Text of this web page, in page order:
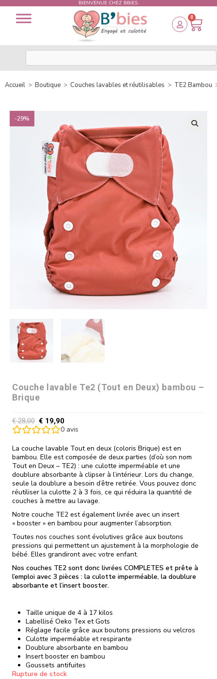
BIENVENUE CHEZ BBIES.
0
Accueil > Boutique > Couches lavables et réutilisables > TE2 Bambou
-29%
Couche lavable Te2 (Tout en Deux) bambou –
Brique
€28,00 € 19,90
0 avis
La couche lavable Tout en deux (coloris Brique) est en
bambou. Elle est composée de deux parties (d’où son nom
Tout en Deux – TE2) : une culotte imperméable et une
doublure absorbante à clipser à l’intérieur. Lors du change,
seule la doublure a besoin d’être retirée. Vous pouvez donc
réutiliser la culotte 2 à 3 fois, ce qui réduira la quantité de
couches à mettre au lavage.
Notre couche TE2 est également livrée avec un insert
« booster » en bambou pour augmenter l’absorption.
Toutes nos couches sont évolutives grâce aux boutons
pressions qui permettent un ajustement à la morphologie de
bébé. Elles grandiront avec votre enfant.
Nos couches TE2 sont donc livrées COMPLETES et prête à
l’emploi avec 3 pièces : la culotte imperméable, la doublure
absorbante et l’insert booster.
Taille unique de 4 à 17 kilos
Labellisé Oeko Tex et Gots
Réglage facile grâce aux boutons pressions ou velcros
Culotte imperméable et respirante
Doublure absorbante en bambou
Insert booster en bambou
Goussets antifuites
Rupture de stock